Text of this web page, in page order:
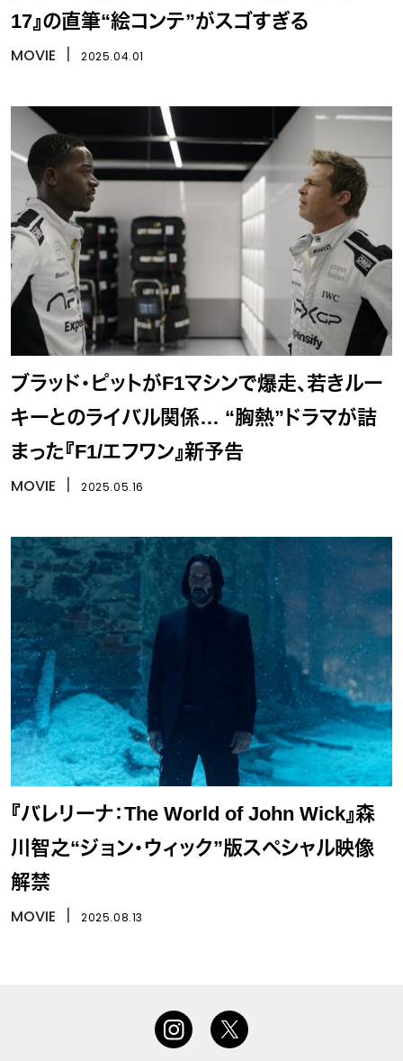
17』の直筆“絵コンテ”がスゴすぎる
MOVIE 2025.04.01
ブラッド・ピットがF1マシンで爆走、若きルー
キーとのライバル関係… “胸熱”ドラマが詰
まった『F1/エフワン』新予告
MOVIE 2025.05.16
『バレリーナ：The World of John Wick』森
川智之“ジョン・ウィック”版スペシャル映像
解禁
MOVIE 2025.08.13